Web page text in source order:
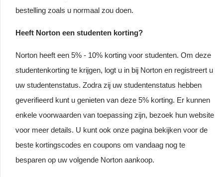
bestelling zoals u normaal zou doen.
Heeft Norton een studenten korting?
Norton heeft een 5% - 10% korting voor studenten. Om deze
studentenkorting te krijgen, logt u in bij Norton en registreert u
uw studentenstatus. Zodra zij uw studentenstatus hebben
geverifieerd kunt u genieten van deze 5% korting. Er kunnen
enkele voorwaarden van toepassing zijn, bezoek hun website
voor meer details. U kunt ook onze pagina bekijken voor de
beste kortingscodes en coupons om vandaag nog te
besparen op uw volgende Norton aankoop.